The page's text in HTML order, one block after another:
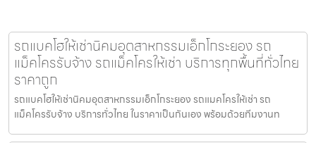
รถแบคโฮให้เช่านิคมอุตสาหกรรมเอ็กโกระยอง รถ
แม็คโครรับจ้าง รถแม็คโครให้เช่า บริการทุกพื้นที่ทั่วไทย
ราคาถูก
รถแบคโฮให้เช่านิคมอุตสาหกรรมเอ็กโกระยอง รถแมคโครให้เช่า รถ
แม็คโครรับจ้าง บริการทั่วไทย ในราคาเป็นกันเอง พร้อมด้วยทีมงานท